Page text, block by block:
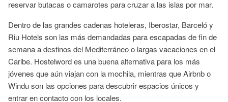
reservar butacas o camarotes para cruzar a las islas por mar.
Dentro de las grandes cadenas hoteleras, Iberostar, Barceló y
Riu Hotels son las más demandadas para escapadas de fin de
semana a destinos del Mediterráneo o largas vacaciones en el
Caribe. Hostelword es una buena alternativa para los más
jóvenes que aún viajan con la mochila, mientras que Airbnb o
Windu son las opciones para descubrir espacios únicos y
entrar en contacto con los locales.